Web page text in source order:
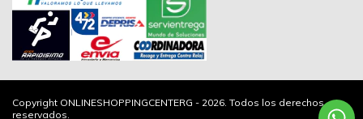
Copyright ONLINESHOPPINGCENTERG - 2026. Todos los derechos
reservados.